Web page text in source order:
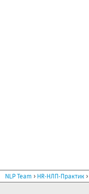
NLP Team > HR-НЛП-Практик >